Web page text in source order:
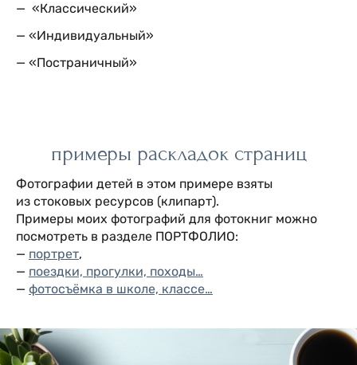
— «Классический»
— «Индивидуальный»
— «Постраничный»
примеры раскладок страниц
Фотографии детей в этом примере взяты
из стоковых ресурсов (клипарт).
Примеры моих фотографий для фотокниг можно
посмотреть в разделе ПОРТФОЛИО:
— портрет,
— поездки, прогулки, походы…
— фотосъёмка в школе, классе…